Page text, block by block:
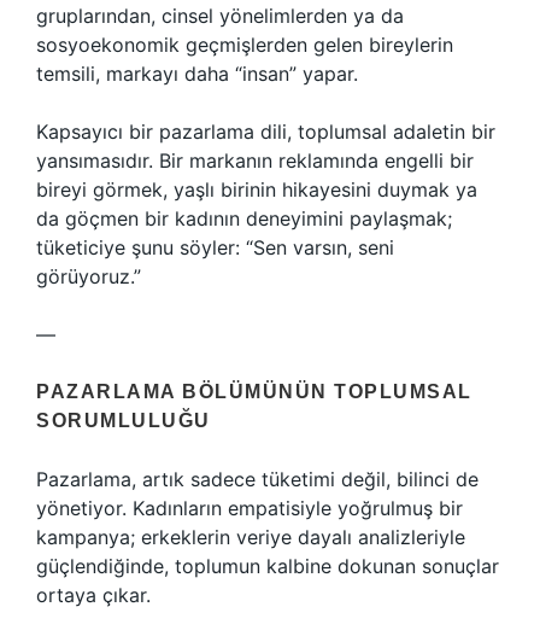
gruplarından, cinsel yönelimlerden ya da
sosyoekonomik geçmişlerden gelen bireylerin
temsili, markayı daha “insan” yapar.
Kapsayıcı bir pazarlama dili, toplumsal adaletin bir
yansımasıdır. Bir markanın reklamında engelli bir
bireyi görmek, yaşlı birinin hikayesini duymak ya
da göçmen bir kadının deneyimini paylaşmak;
tüketiciye şunu söyler: “Sen varsın, seni
görüyoruz.”
—
PAZARLAMA BÖLÜMÜNÜN TOPLUMSAL
SORUMLULUĞU
Pazarlama, artık sadece tüketimi değil, bilinci de
yönetiyor. Kadınların empatisiyle yoğrulmuş bir
kampanya; erkeklerin veriye dayalı analizleriyle
güçlendiğinde, toplumun kalbine dokunan sonuçlar
ortaya çıkar.